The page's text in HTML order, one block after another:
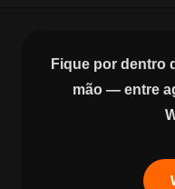
Fique por dentro
mão — entre